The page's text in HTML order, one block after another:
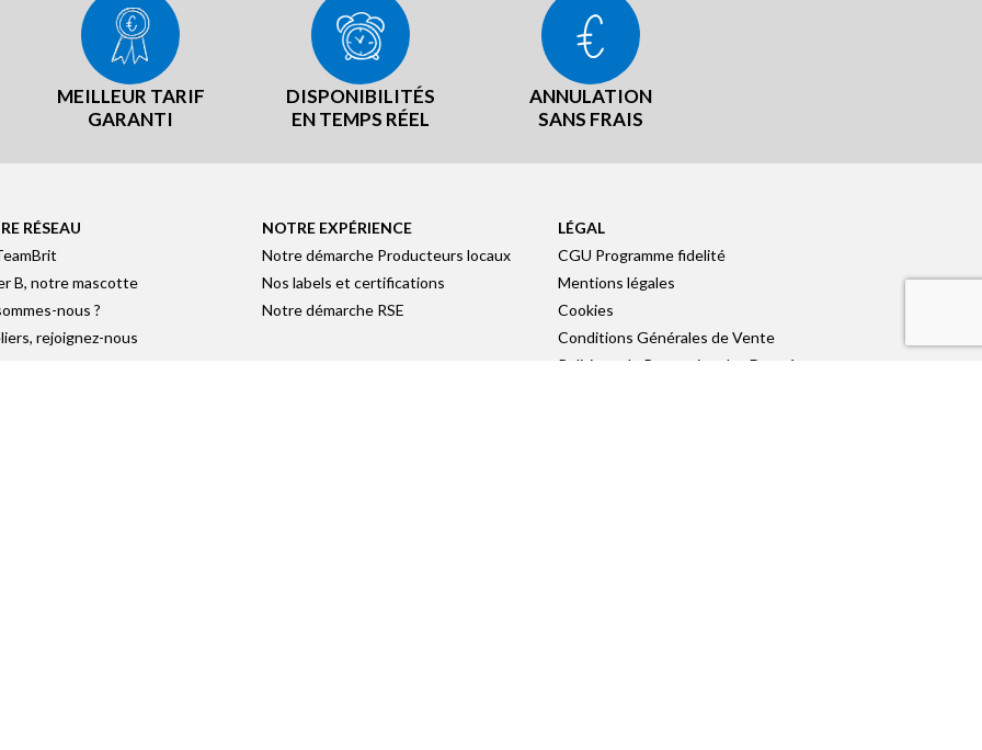
MEILLEUR TARIF
GARANTI
DISPONIBILITÉS
EN TEMPS RÉEL
ANNULATION
SANS FRAIS
RÉSEAU
B, notre mascotte
nous ?
rejoignez-nous
NOTRE EXPÉRIENCE
Notre démarche Producteurs locaux
Nos labels et certifications
Notre démarche RSE
LÉGAL
CGU Programme fidelité
Mentions légales
Cookies
Conditions Générales de Vente
Politique de Protection des Données